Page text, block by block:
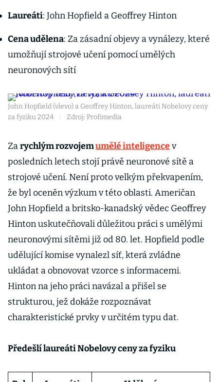
Laureáti: John Hopfield a Geoffrey Hinton
Cena udělena: Za zásadní objevy a vynálezy, které
umožňují strojové učení pomocí umělých
neuronových sítí
John Hopfield (vlevo) a Geoffrey Hinton, laureáti Nobelovy ceny
za fyziku 2024
Zdroj: Profimedia
Zarychlým rozvojemumělé inteligencev
posledních letech stojí právě neuronové sítě a
strojové učení. Není proto velkým překvapením,
že byl oceněn výzkum v této oblasti. Američan
John Hopfield a britsko-kanadský vědec Geoffrey
Hinton uskutečňovali důležitou práci s umělými
neuronovými sítěmi již od 80. let. Hopfield podle
udělující komise vynalezl síť, která zvládne
ukládat a obnovovat vzorce s informacemi.
Hinton na jeho práci navázal a přišel se
strukturou, jež dokáže rozpoznávat
charakteristické prvky v určitém typu dat.
Předešlí laureáti Nobelovy ceny za fyziku